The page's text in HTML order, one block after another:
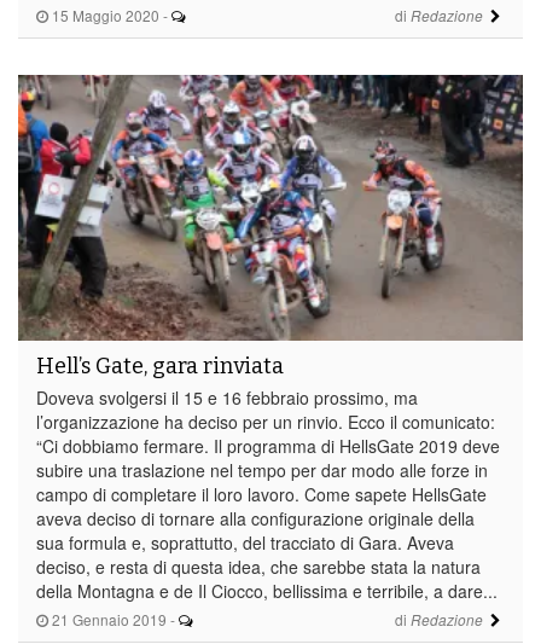
15 Maggio 2020 - di Redazione
21 Gennaio 2019 - di Redazione
Hell’s Gate, gara rinviata
Doveva svolgersi il 15 e 16 febbraio prossimo, ma
l’organizzazione ha deciso per un rinvio. Ecco il comunicato:
“Ci dobbiamo fermare. Il programma di HellsGate 2019 deve
subire una traslazione nel tempo per dar modo alle forze in
campo di completare il loro lavoro. Come sapete HellsGate
aveva deciso di tornare alla configurazione originale della
sua formula e, soprattutto, del tracciato di Gara. Aveva
deciso, e resta di questa idea, che sarebbe stata la natura
della Montagna e de Il Ciocco, bellissima e terribile, a dare...